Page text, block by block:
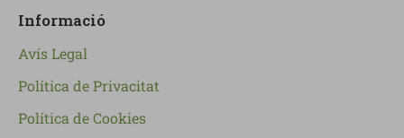
Informació
Avís Legal
Política de Privacitat
Política de Cookies